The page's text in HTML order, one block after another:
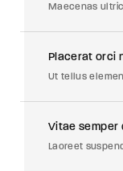
Maecenas
Placerat orci
Ut tellus
Vitae
Laoreet